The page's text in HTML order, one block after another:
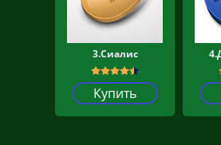
3.Сиалис
Купить